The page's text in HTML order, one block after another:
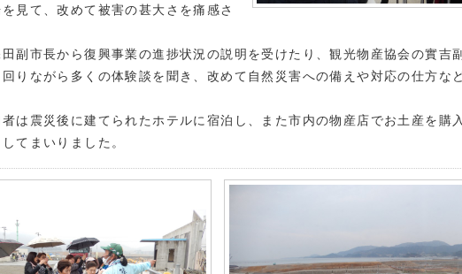
見て、改めて被害の甚大さを痛感さ
副市長から復興事業の進捗状況の説明を受けたり、観光物産協会の實吉
りながら多くの体験談を聞き、改めて自然災害への備えや対応の仕方な
は震災後に建てられたホテルに宿泊し、また市内の物産店でお土産を購
てまいりました。